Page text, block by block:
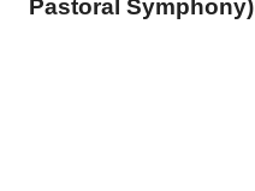
Pastoral Symphony)